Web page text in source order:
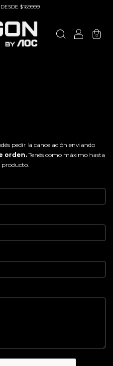
$169999
0
pedir la cancelación enviando
orden. Tenés como máximo hasta
producto.